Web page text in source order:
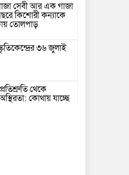
সেবী আর এক গাজা
কিশোরী কন্যাকে
তোলপাড়
৩৬ জুলাই
থেকে
কোথায় যাচ্ছে